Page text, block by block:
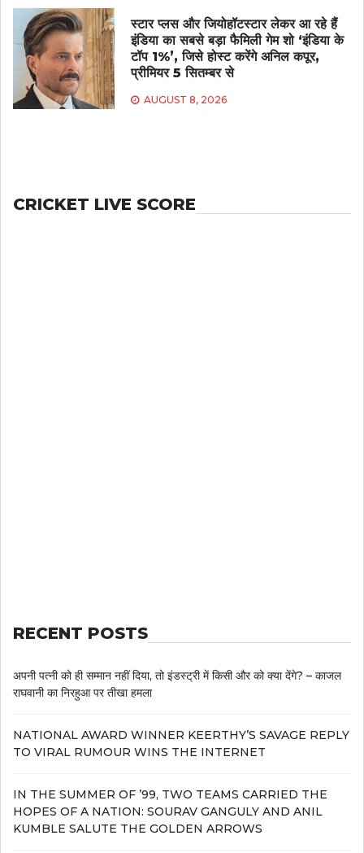
स्टार प्लस और जियोहॉटस्टार लेकर आ रहे हैं
इंडिया का सबसे बड़ा फैमिली गेम शो ‘इंडिया के
टॉप 1%’, जिसे होस्ट करेंगे अनिल कपूर,
प्रीमियर 5 सितम्बर से
AUGUST 8, 2026
CRICKET LIVE SCORE
RECENT POSTS
अपनी पत्नी को ही सम्मान नहीं दिया, तो इंडस्ट्री में किसी और को क्या देंगे? – काजल
राघवानी का निरहुआ पर तीखा हमला
NATIONAL AWARD WINNER KEERTHY’S SAVAGE REPLY
TO VIRAL RUMOUR WINS THE INTERNET
IN THE SUMMER OF ’99, TWO TEAMS CARRIED THE
HOPES OF A NATION: SOURAV GANGULY AND ANIL
KUMBLE SALUTE THE GOLDEN ARROWS